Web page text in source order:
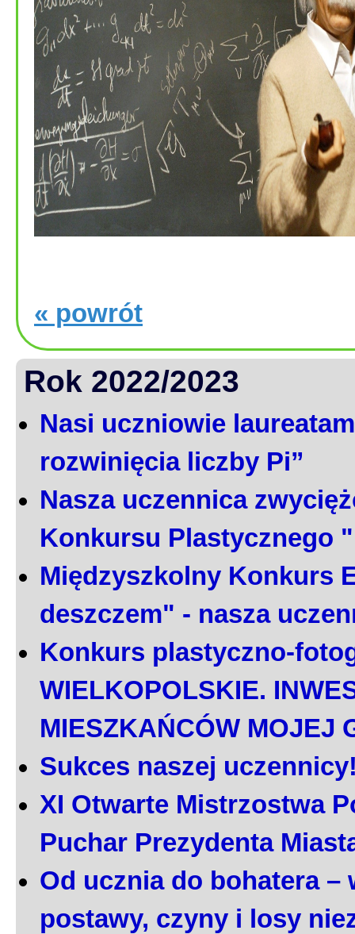
« powrót
Rok 2022/2023
Nasi uczniowie
rozwinięcia liczby Pi”
Nasza uczennica
Konkursu Plastycznego
Międzyszkolny Konkurs
deszczem" - nasza
Konkurs plastyczno-
WIELKOPOLSKIE.
MIESZKAŃCÓW MOJEJ
Sukces naszej
XI Otwarte Mistrzostwa
Puchar Prezydenta
Od ucznia do bohatera –
postawy, czyny i losy